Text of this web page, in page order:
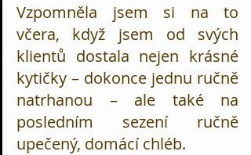
Vzpomněla jsem si na to
včera, když jsem od svých
klientů dostala nejen krásné
kytičky – dokonce jednu ručně
natrhanou – ale také na
posledním sezení ručně
upečený, domácí chléb.